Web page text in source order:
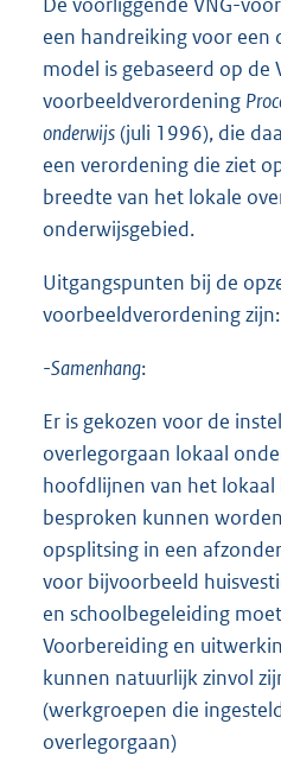
een handreiking voor een
model is gebaseerd op de
voorbeeldverordening
onderwijs(juli 1996), die
een verordening die ziet
breedte van het lokale
onderwijsgebied.
Uitgangspunten bij de
voorbeeldverordening zijn:
-Samenhang:
Er is gekozen voor de
overlegorgaan lokaal
hoofdlijnen van het lokaal
besproken kunnen
opsplitsing in een
voor bijvoorbeeld
en schoolbegeleiding
Voorbereiding en
kunnen natuurlijk zinvol
(werkgroepen die
overlegorgaan)